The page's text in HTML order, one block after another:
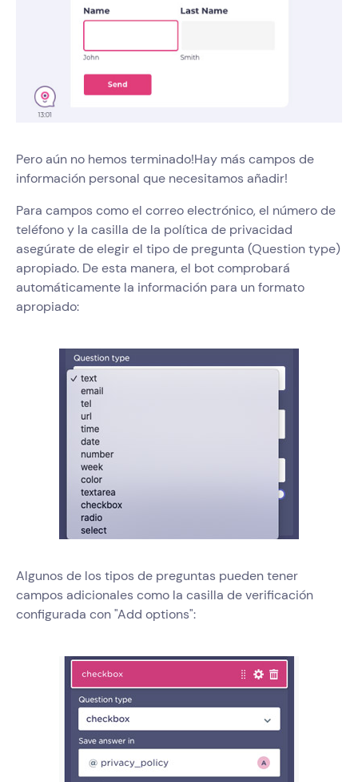
Pero aún no hemos terminado!Hay más campos de
información personal que necesitamos añadir!
Para campos como el correo electrónico, el número de
teléfono y la casilla de la política de privacidad
asegúrate de elegir el tipo de pregunta (Question type)
apropiado. De esta manera, el bot comprobará
automáticamente la información para un formato
apropiado:
Algunos de los tipos de preguntas pueden tener
campos adicionales como la casilla de verificación
configurada con "Add options":